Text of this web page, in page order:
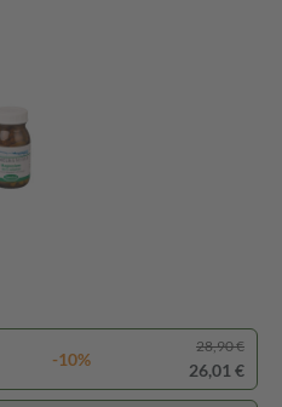
-10%
28,90 €
26,01 €